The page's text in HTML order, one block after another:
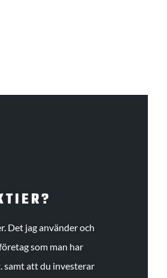
Det jag använder och
som man har
samt att du investerar